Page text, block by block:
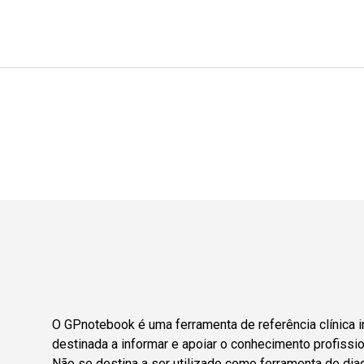
O GPnotebook é uma ferramenta de referência clínica
destinada a informar e apoiar o conhecimento